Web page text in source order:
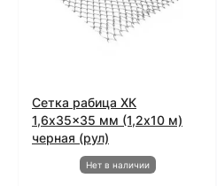
Сетка рабица ХК
1,6x35x35 мм (1,2x10 м)
черная (рул)
Нет в наличии